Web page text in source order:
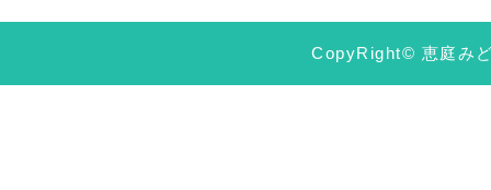
CopyRight© 恵庭み